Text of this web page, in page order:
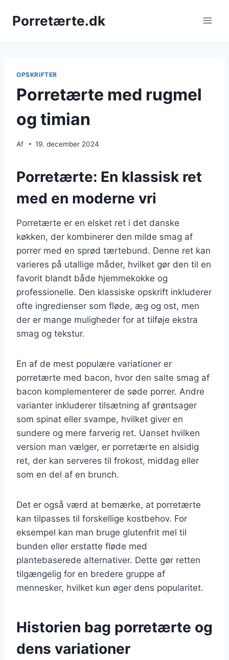
Porretærte.dk
OPSKRIFTER
Porretærte med rugmel
og timian
Af 19. december 2024
Porretærte: En klassisk ret
med en moderne vri
Porretærte er en elsket ret i det danske
køkken, der kombinerer den milde smag af
porrer med en sprød tærtebund. Denne ret kan
varieres på utallige måder, hvilket gør den til en
favorit blandt både hjemmekokke og
professionelle. Den klassiske opskrift inkluderer
ofte ingredienser som fløde, æg og ost, men
der er mange muligheder for at tilføje ekstra
smag og tekstur.
En af de mest populære variationer er
porretærte med bacon, hvor den salte smag af
bacon komplementerer de søde porrer. Andre
varianter inkluderer tilsætning af grøntsager
som spinat eller svampe, hvilket giver en
sundere og mere farverig ret. Uanset hvilken
version man vælger, er porretærte en alsidig
ret, der kan serveres til frokost, middag eller
som en del af en brunch.
Det er også værd at bemærke, at porretærte
kan tilpasses til forskellige kostbehov. For
eksempel kan man bruge glutenfrit mel til
bunden eller erstatte fløde med
plantebaserede alternativer. Dette gør retten
tilgængelig for en bredere gruppe af
mennesker, hvilket kun øger dens popularitet.
Historien bag porretærte og
dens variationer